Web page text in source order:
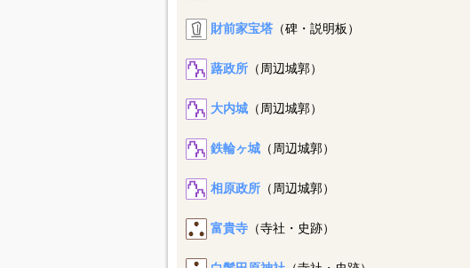
財前家宝塔（碑・説明板）
蕗政所（周辺城郭）
大内城（周辺城郭）
鉄輪ヶ城（周辺城郭）
相原政所（周辺城郭）
富貴寺（寺社・史跡）